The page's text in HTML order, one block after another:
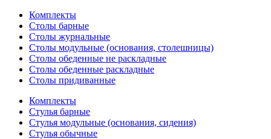
Комплекты
Столы барные
Столы журнальные
Столы модульные (основания, столешницы)
Столы обеденные не раскладные
Столы обеденные раскладные
Столы придиванные
Комплекты
Стулья барные
Стулья модульные (основания, сидения)
Стулья обычные